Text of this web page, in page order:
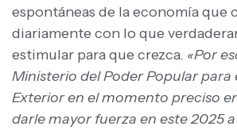
espontáneas de la economía que
diariamente con lo que
estimular para que crezca. «Por
Ministerio del Poder Popular para
Exterior en el momento preciso
darle mayor fuerza en este 2025